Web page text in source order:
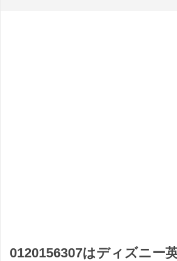
0120156307はディズニー